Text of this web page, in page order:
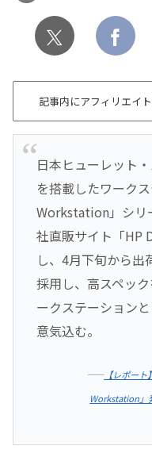
記事内にアフィリエイ
日本ヒューレット
を搭載したワーク
Workstation」シリ
社直販サイト「HP
し、4月下旬から出
採用し、高スペッ
ークステーション
意気込む。
――【レポート
Workstation」